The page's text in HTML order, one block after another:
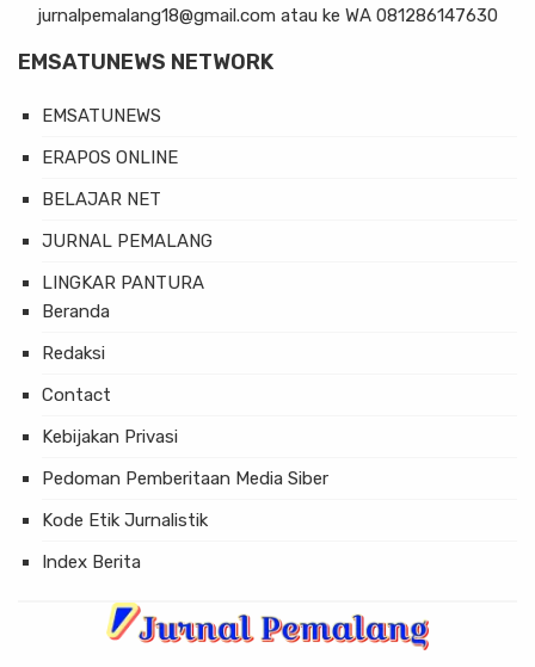
jurnalpemalang18@gmail.com atau ke WA 081286147630
EMSATUNEWS NETWORK
EMSATUNEWS
ERAPOS ONLINE
BELAJAR NET
JURNAL PEMALANG
LINGKAR PANTURA
Beranda
Redaksi
Contact
Kebijakan Privasi
Pedoman Pemberitaan Media Siber
Kode Etik Jurnalistik
Index Berita